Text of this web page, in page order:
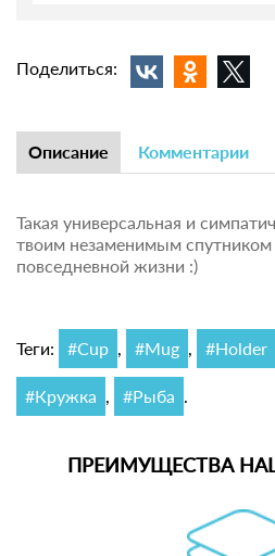
Поделиться:
Описание Комментарии
Такая универсальная и
твоим незаменимым спутником
повседневной жизни :)
Теги: #Cup , #Mug , #Holder
#Кружка , #Рыба .
ПРЕИМУЩЕСТВА